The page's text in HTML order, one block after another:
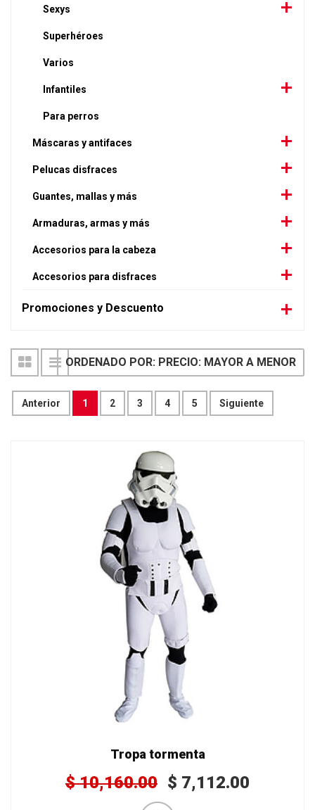
Sexys
Superhéroes
Varios
Infantiles
Para perros
Máscaras y antifaces
Pelucas disfraces
Guantes, mallas y más
Armaduras, armas y más
Accesorios para la cabeza
Accesorios para disfraces
Promociones y Descuento
Anterior 1 2 3 4 5 Siguiente
ORDENADO POR: PRECIO: MAYOR A MENOR
Tropa tormenta
$10,160.00 $ 7,112.00